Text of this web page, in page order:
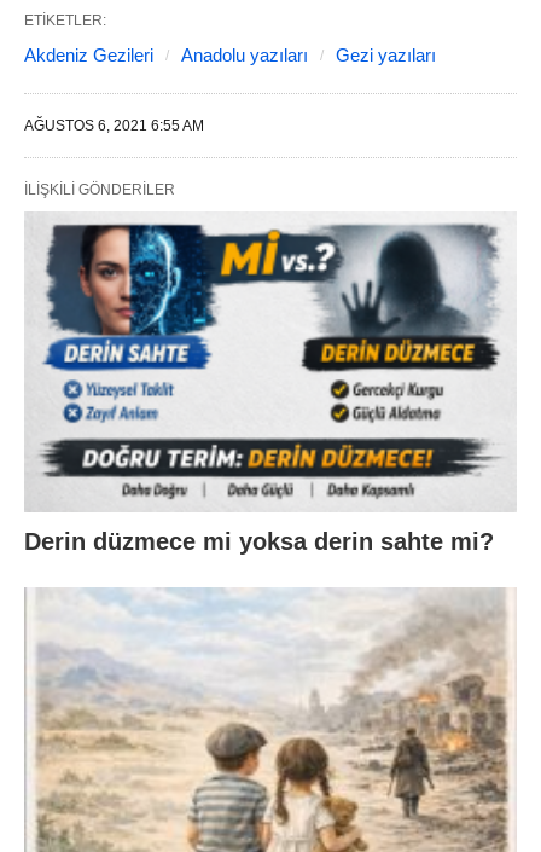
ETIKETLER:
Akdeniz Gezileri Anadolu yazıları Gezi yazıları
AĞUSTOS 6, 2021 6:55 AM
İLIŞKILI GÖNDERILER
Derin düzmece mi yoksa derin sahte mi?